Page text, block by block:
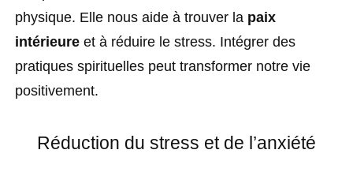
physique. Elle nous aide à trouver la paix
intérieure et à réduire le stress. Intégrer des
pratiques spirituelles peut transformer notre vie
positivement.
Réduction du stress et de l’anxiété